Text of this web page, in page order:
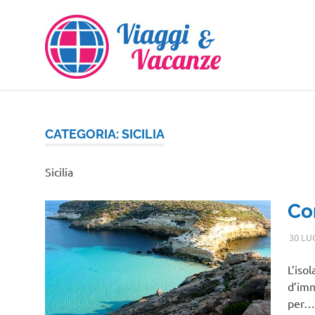
contenuto
CATEGORIA:SICILIA
Sicilia
30
per…